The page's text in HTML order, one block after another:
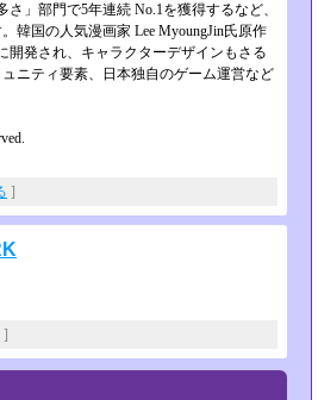
」­部門で5年連続 No.1を獲得するなど、
韓国の人気漫画家 Lee MyoungJin氏原作
開発され、キャラクターデザインもさる
ニティ要素、日本独自のゲーム運営など
]
]